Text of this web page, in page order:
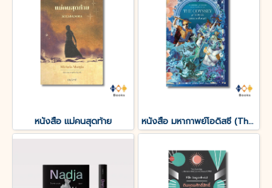
หนังสือ แม่คนสุดท้าย หนังสือ มหากาพย์โอดิสซี (The Odyssey of Homer)